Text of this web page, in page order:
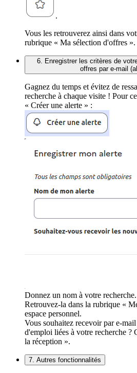
.
Vous les retrouverez ainsi dans
rubrique « Ma sélection d'offres ».
6. Enregistrer les critères de
offres par e-mail
Gagnez du temps et évitez de
recherche à chaque visite ! Pour
« Créer une alerte » :
Donnez un nom à votre recherche.
Retrouvez-la dans la rubrique «
espace personnel.
Vous souhaitez recevoir par e-
d'emploi liées à votre recherche
la réception ».
7. Autres fonctionnalités